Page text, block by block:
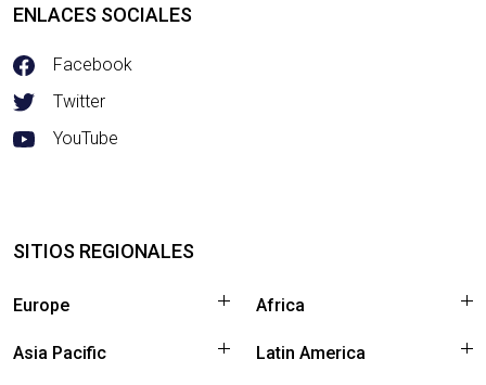
ENLACES SOCIALES
Facebook
Twitter
YouTube
SITIOS REGIONALES
Europe
Asia Pacific
Africa
Latin America